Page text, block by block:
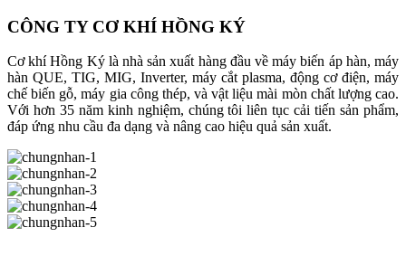
CÔNG TY CƠ KHÍ HỒNG KÝ
Cơ khí Hồng Ký là nhà sản xuất hàng đầu về máy biến áp hàn, máy
hàn QUE, TIG, MIG, Inverter, máy cắt plasma, động cơ điện, máy
chế biến gỗ, máy gia công thép, và vật liệu mài mòn chất lượng cao.
Với hơn 35 năm kinh nghiệm, chúng tôi liên tục cải tiến sản phẩm,
đáp ứng nhu cầu đa dạng và nâng cao hiệu quả sản xuất.